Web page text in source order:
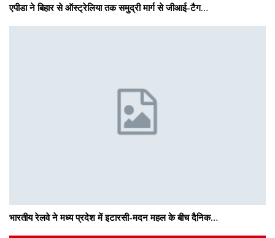
एपीडा ने बिहार से ऑस्ट्रेलिया तक समुद्री मार्ग से जीआई-टैग…
भारतीय रेलवे ने मध्य प्रदेश में इटारसी-मदन महल के बीच दैनिक…